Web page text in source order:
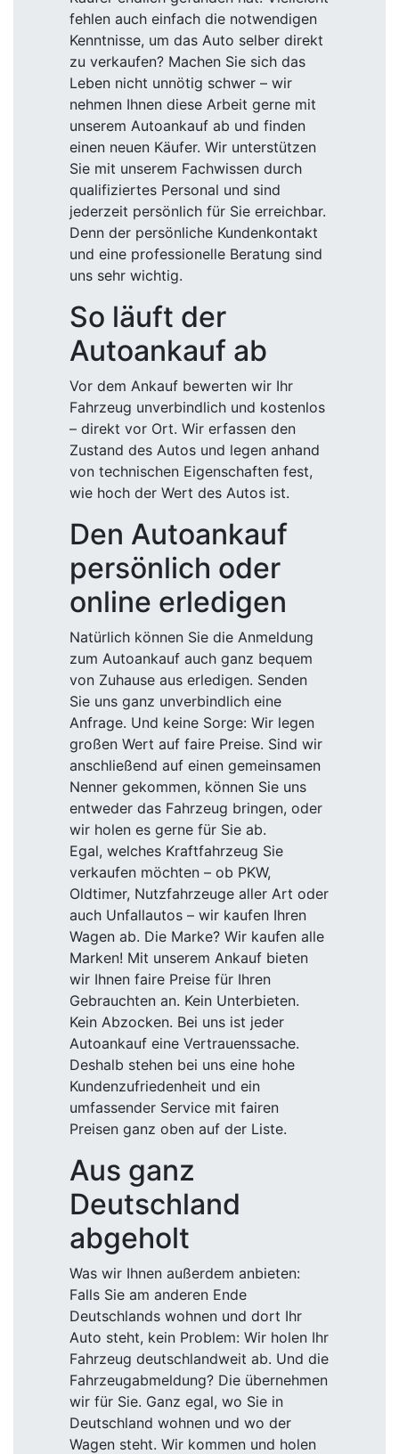
fehlen auch einfach die notwendigen
Kenntnisse, um das Auto selber direkt
zu verkaufen? Machen Sie sich das
Leben nicht unnötig schwer – wir
nehmen Ihnen diese Arbeit gerne mit
unserem Autoankauf ab und finden
einen neuen Käufer. Wir unterstützen
Sie mit unserem Fachwissen durch
qualifiziertes Personal und sind
jederzeit persönlich für Sie erreichbar.
Denn der persönliche Kundenkontakt
und eine professionelle Beratung sind
uns sehr wichtig.
So läuft der
Autoankauf ab
Vor dem Ankauf bewerten wir Ihr
Fahrzeug unverbindlich und kostenlos
– direkt vor Ort. Wir erfassen den
Zustand des Autos und legen anhand
von technischen Eigenschaften fest,
wie hoch der Wert des Autos ist.
Den Autoankauf
persönlich oder
online erledigen
Natürlich können Sie die Anmeldung
zum Autoankauf auch ganz bequem
von Zuhause aus erledigen. Senden
Sie uns ganz unverbindlich eine
Anfrage. Und keine Sorge: Wir legen
großen Wert auf faire Preise. Sind wir
anschließend auf einen gemeinsamen
Nenner gekommen, können Sie uns
entweder das Fahrzeug bringen, oder
wir holen es gerne für Sie ab.
Egal, welches Kraftfahrzeug Sie
verkaufen möchten – ob PKW,
Oldtimer, Nutzfahrzeuge aller Art oder
auch Unfallautos – wir kaufen Ihren
Wagen ab. Die Marke? Wir kaufen alle
Marken! Mit unserem Ankauf bieten
wir Ihnen faire Preise für Ihren
Gebrauchten an. Kein Unterbieten.
Kein Abzocken. Bei uns ist jeder
Autoankauf eine Vertrauenssache.
Deshalb stehen bei uns eine hohe
Kundenzufriedenheit und ein
umfassender Service mit fairen
Preisen ganz oben auf der Liste.
Aus ganz
Deutschland
abgeholt
Was wir Ihnen außerdem anbieten:
Falls Sie am anderen Ende
Deutschlands wohnen und dort Ihr
Auto steht, kein Problem: Wir holen Ihr
Fahrzeug deutschlandweit ab. Und die
Fahrzeugabmeldung? Die übernehmen
wir für Sie. Ganz egal, wo Sie in
Deutschland wohnen und wo der
Wagen steht. Wir kommen und holen